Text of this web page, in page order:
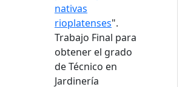
nativas
rioplatenses".
Trabajo Final para
obtener el grado
de Técnico en
Jardinería